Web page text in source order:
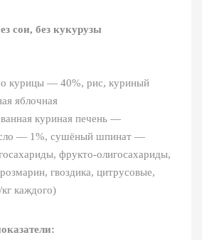
сои, без кукурузы
курицы — 40%, рис, куриный
яблочная
куриная печень —
— 1%, сушёный шпинат —
фрукто‑олигосахариды, юкка
гвоздика, цитрусовые,
каждого)